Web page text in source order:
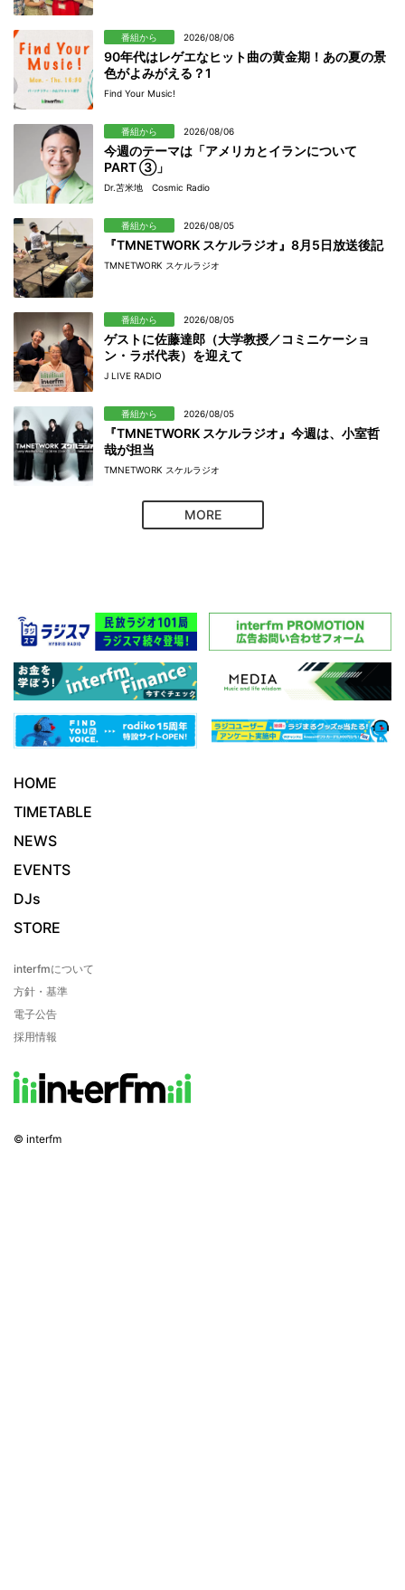
番組から 2026/08/06
90年代はレゲエなヒット曲の黄金期！あの夏の景
色がよみがえる？1
Find Your Music!
番組から 2026/08/06
今週のテーマは「アメリカとイランについて
PART ③」
Dr.苫米地 Cosmic Radio
番組から 2026/08/05
『TMNETWORK スケルラジオ』8月5日放送後記
TMNETWORK スケルラジオ
番組から 2026/08/05
ゲストに佐藤達郎（大学教授／コミニケーショ
ン・ラボ代表）を迎えて
J LIVE RADIO
番組から 2026/08/05
『TMNETWORK スケルラジオ』今週は、小室哲
哉が担当
TMNETWORK スケルラジオ
MORE
HOME
TIMETABLE
NEWS
EVENTS
DJs
STORE
interfmについて
方針・基準
電子公告
採用情報
© interfm